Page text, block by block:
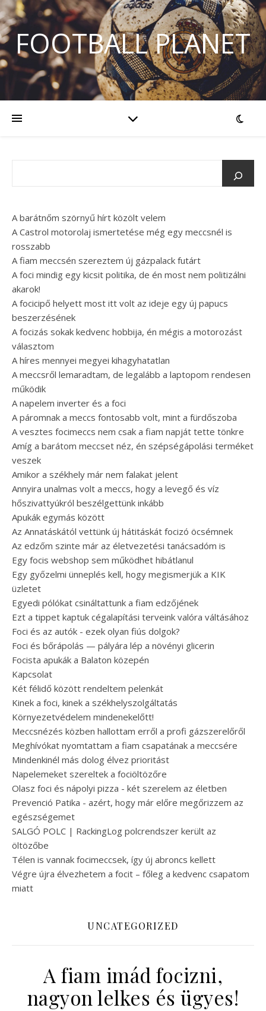
FOOTBALL PLANET
A barátnőm szörnyű hírt közölt velem
A Castrol motorolaj ismertetése még egy meccsnél is
rosszabb
A fiam meccsén szereztem új gázpalack futárt
A foci mindig egy kicsit politika, de én most nem politizálni
akarok!
A focicipő helyett most itt volt az ideje egy új papucs
beszerzésének
A focizás sokak kedvenc hobbija, én mégis a motorozást
választom
A híres mennyei megyei kihagyhatatlan
A meccsről lemaradtam, de legalább a laptopom rendesen
működik
A napelem inverter és a foci
A páromnak a meccs fontosabb volt, mint a fürdőszoba
A vesztes focimeccs nem csak a fiam napját tette tönkre
Amíg a barátom meccset néz, én szépségápolási terméket
veszek
Amikor a székhely már nem falakat jelent
Annyira unalmas volt a meccs, hogy a levegő és víz
hőszivattyúkról beszélgettünk inkább
Apukák egymás között
Az Annatáskától vettünk új hátitáskát focizó öcsémnek
Az edzőm szinte már az életvezetési tanácsadóm is
Egy focis webshop sem működhet hibátlanul
Egy győzelmi ünneplés kell, hogy megismerjük a KIK
üzletet
Egyedi pólókat csináltattunk a fiam edzőjének
Ezt a tippet kaptuk cégalapítási terveink valóra váltásához
Foci és az autók - ezek olyan fiús dolgok?
Foci és bőrápolás — pályára lép a növényi glicerin
Focista apukák a Balaton közepén
Kapcsolat
Két félidő között rendeltem pelenkát
Kinek a foci, kinek a székhelyszolgáltatás
Környezetvédelem mindenekelőtt!
Meccsnézés közben hallottam erről a profi gázszerelőről
Meghívókat nyomtattam a fiam csapatának a meccsére
Mindenkinél más dolog élvez prioritást
Napelemeket szereltek a fociöltözőre
Olasz foci és nápolyi pizza - két szerelem az életben
Prevenció Patika - azért, hogy már előre megőrizzem az
egészségemet
SALGÓ POLC | RackingLog polcrendszer került az
öltözőbe
Télen is vannak focimeccsek, így új abroncs kellett
Végre újra élvezhetem a focit – főleg a kedvenc csapatom
miatt
UNCATEGORIZED
A fiam imád focizni,
nagyon lelkes és ügyes!